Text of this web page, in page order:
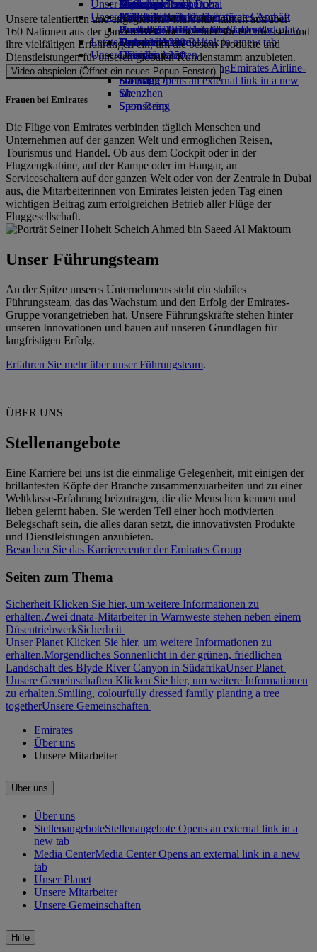
Mietwagen buchen
Airline Partner
Flughafen-ParkplatzFlughafen-Parkplatz
Opens an external link in a new tab
Getränke
Unsere Flotte
Boeing 777
Emirates A380
Emirates A350
Emirates Executive
Sitzpläne
Kinderspielzeug
Aktivitäten für Kinder
Unser Planet
Nachhaltigkeit im operativen Geschäft
Umweltrichtlinien
Umweltberichte
Unsere Gemeinschaften
Emirates Airline-StiftungEmirates Airline-
Stiftung Opens an external link in a new
tab
Sponsoring
Düsseldorf nach Dubai
München nach Dubai
Hamburg nach Dubai
Letzte Reiseziele
Helsinki
Hangzhou
Da Nang
Shenzhen
Siem Reap
Skywards Rail
Meilenrechner
Anmelden bei Emirates Skywards
Skywards+
Anfragen
Tools und Ressourcen
Mobiltelefon und die Emirates App
Buchung stornieren oder ändern
Unterbrochene Reise
Über Emirates
Unsere talentierten und engagierten Mitarbeiter kamen aus über
160 Nationen aus der ganzen Welt und brachten ihr Fachwissen und
ihre vielfältigen Erfahrungen ein, um die besten Produkte und
Dienstleistungen für unseren globalen Kundenstamm anzubieten.
Video abspielen (Öffnet ein neues Popup-Fenster)
Frauen bei Emirates
Die Flüge von Emirates verbinden täglich Menschen und
Unternehmen auf der ganzen Welt und ermöglichen Reisen,
Tourismus und Handel. Ob aus dem Cockpit oder in der
Flugzeugkabine, auf der Rampe oder im Hangar, an
Serviceschaltern auf der ganzen Welt oder von der Zentrale in Dubai
aus, die Mitarbeiterinnen von Emirates leisten jeden Tag einen
wichtigen Beitrag zum erfolgreichen Betrieb aller Flüge der
Fluggesellschaft.
Unser Führungsteam
An der Spitze unseres Unternehmens steht ein stabiles
Führungsteam, das das Wachstum und den Erfolg der Emirates-
Gruppe vorangetrieben hat. Unsere Führungskräfte stehen hinter
unseren Innovationen und bauen auf unseren Grundlagen für
langfristigen Erfolg.
Erfahren Sie mehr über unser Führungsteam.
ÜBER UNS
Stellenangebote
Eine Karriere bei uns ist die einmalige Gelegenheit, mit einigen der
brillantesten Köpfe der Branche zusammenzuarbeiten und zu einer
Weltklasse-Erfahrung beizutragen, die die Menschen kennen und
lieben gelernt haben. Sie werden Teil einer hoch motivierten
Belegschaft sein, die alles daran setzt, die innovativsten Produkte
und Dienstleistungen anzubieten.
Besuchen Sie das Karrierecenter der Emirates Group
Seiten zum Thema
Sicherheit Klicken Sie hier, um weitere Informationen zu
erhalten.Zwei dnata-Mitarbeiter in Warnweste stehen neben einem
DüsentriebwerkSicherheit
Unser Planet Klicken Sie hier, um weitere Informationen zu
erhalten.Morgendliches Sonnenlicht in der grünen, friedlichen
Landschaft des Blyde River Canyon in SüdafrikaUnser Planet
Unsere Gemeinschaften Klicken Sie hier, um weitere Informationen
zu erhalten.Smiling, colourfully dressed family planting a tree
togetherUnsere Gemeinschaften
Emirates
Über uns
Unsere Mitarbeiter
Über uns
Über uns
StellenangeboteStellenangebote Opens an external link in a
new tab
Media CenterMedia Center Opens an external link in a new
tab
Unser Planet
Unsere Mitarbeiter
Unsere Gemeinschaften
Hilfe